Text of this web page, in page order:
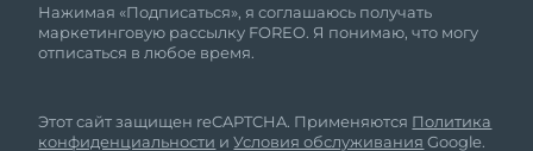
Нажимая «Подписаться», я соглашаюсь получать
маркетинговую рассылку FOREO. Я понимаю, что могу
отписаться в любое время.
Этот сайт защищен reCAPTCHA. Применяются Политика
конфиденциальности иУсловия обслуживания Google.